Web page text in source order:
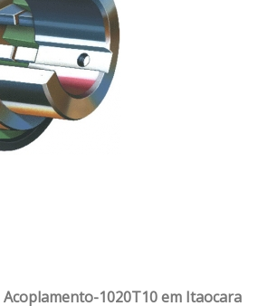
Acoplamento-1020T10 em Itaocara